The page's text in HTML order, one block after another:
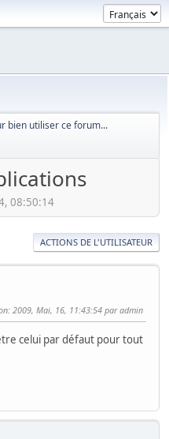
bien utiliser ce forum...
08:50:14
ACTIONS DE L'UTILISATEUR
: 2009, Mai, 16, 11:43:54 par admin
celui par défaut pour tout